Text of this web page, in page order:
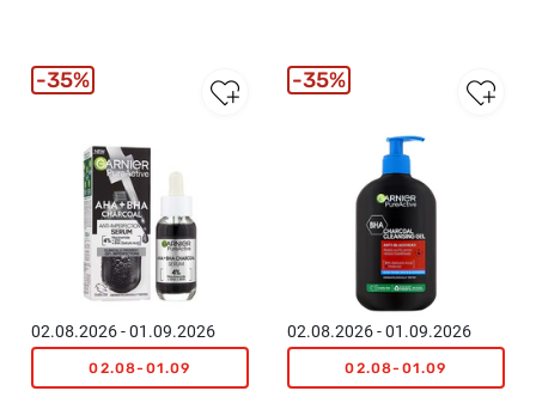
02.08.2026 - 01.09.2026
02.08-01.09
35%
02.08.2026 - 01.09.2026
02.08-01.09
35%